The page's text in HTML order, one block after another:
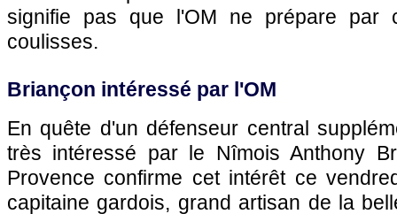
signifie pas que l'OM ne prépare par
coulisses.
Briançon intéressé par l'OM
En quête d'un défenseur central
très intéressé par le Nîmois Anthony
Provence confirme cet intérêt ce
capitaine gardois, grand artisan de la